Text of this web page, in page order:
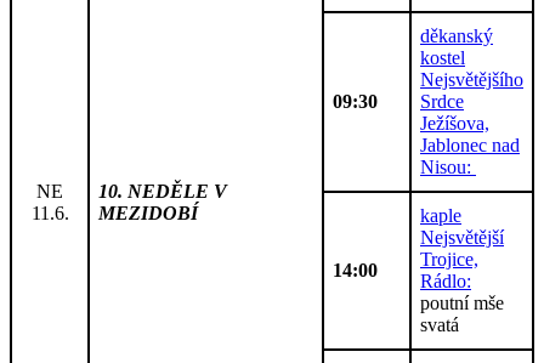
NE
11.6.
10. NEDĚLE V
MEZIDOBÍ
09:30
děkanský
kostel
Nejsvětějšího
Srdce
Ježíšova,
Jablonec nad
Nisou:
14:00
kaple
Nejsvětější
Trojice,
Rádlo:
poutní mše
svatá